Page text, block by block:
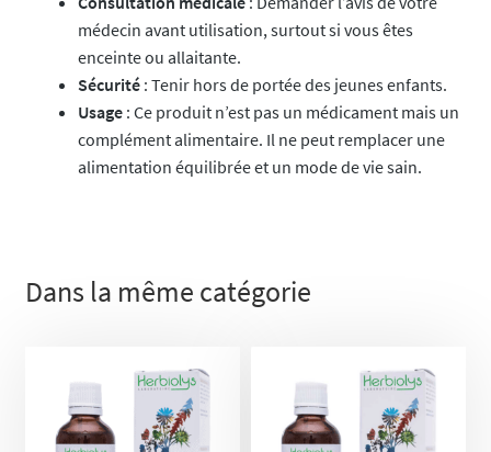
médecin avant utilisation, surtout si vous êtes
enceinte ou allaitante.
Sécurité: Tenir hors de portée des jeunes enfants.
Usage: Ce produit n’est pas un médicament mais un
complément alimentaire. Il ne peut remplacer une
alimentation équilibrée et un mode de vie sain.
Dans la même catégorie